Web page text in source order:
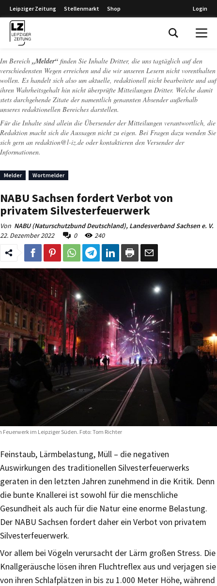
Leipziger Zeitung Stellenmarkt Shop Login
Im Bereich „Melder“ finden Sie Inhalte Dritter, die uns tagtäglich auf den
verschiedensten Wegen erreichen und die wir unseren Lesern nicht vorenthalten
wollen. Es handelt sich also um aktuelle, redaktionell nicht bearbeitete und auf
ihren Wahrheitsgehalt hin nicht überprüfte Mitteilungen Dritter. Welche damit
stets durchgehende Zitate der namentlich genannten Absender außerhalb
unseres redaktionellen Bereiches darstellen.
Für die Inhalte sind allein die Übersender der Mitteilungen verantwortlich, die
Redaktion macht sich die Aussagen nicht zu eigen. Bei Fragen dazu wenden Sie
sich gern an redaktion@l-iz.de oder kontaktieren den Versender der
Informationen.
Melder Wortmelder
NABU Sachsen fordert Verbot von
privatem Silvesterfeuerwerk
Von NABU (Naturschutzbund Deutschland), Landesverband Sachsen e. V.
22. Dezember 2022
0 240
Feuerwerk im Leipziger Süden. Foto: Tom Richter
Feinstaub, Lärmbelastung, Müll – die negativen
Auswirkungen des traditionellen Silvesterfeuerwerks
geraten in den letzten Jahren zunehmend in die Kritik. Denn
die bunte Knallerei ist sowohl für die menschliche
Gesundheit als auch für die Natur eine enorme Belastung.
Der NABU Sachsen fordert daher ein Verbot von privatem
Silvesterfeuerwerk.
Vor allem bei Vögeln verursacht der Lärm großen Stress. Die
Knallgeräusche lösen ihren Fluchtreflex aus und verjagen sie
von ihren Schlafplätzen in bis zu 1.000 Meter Höhe, während